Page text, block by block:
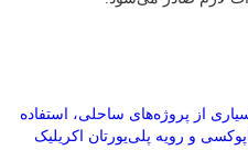
از پروژه‌های ساحلی، استفاده
و رویه پلی‌یورتان اکریلیک